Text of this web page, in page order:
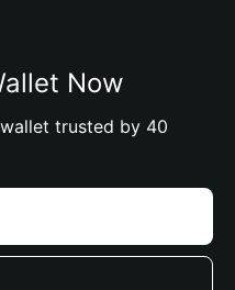
Now
trusted by 40